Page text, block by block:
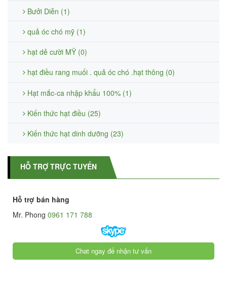
Bưởi Diễn (1)
quả óc chó mỹ (1)
hạt dẻ cười MỸ (0)
hạt điều rang muối . quả óc chó .hạt thông (0)
Hạt mắc-ca nhập khẩu 100% (1)
Kiến thức hạt điều (25)
Kiến thức hạt dinh dưỡng (23)
HỖ TRỢ TRỰC TUYẾN
Hỗ trợ bán hàng
Mr. Phong 0961 171 788
Chat ngay để nhận tư vấn